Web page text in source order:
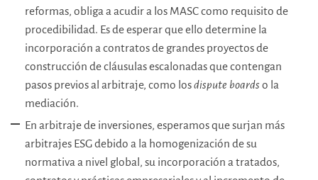
reformas, obliga a acudir a los MASC como requisito de
procedibilidad. Es de esperar que ello determine la
incorporación a contratos de grandes proyectos de
construcción de cláusulas escalonadas que contengan
pasos previos al arbitraje, como losdispute boards o la
mediación.
En arbitraje de inversiones, esperamos que surjan más
arbitrajes ESG debido a la homogenización de su
normativa a nivel global, su incorporación a tratados,